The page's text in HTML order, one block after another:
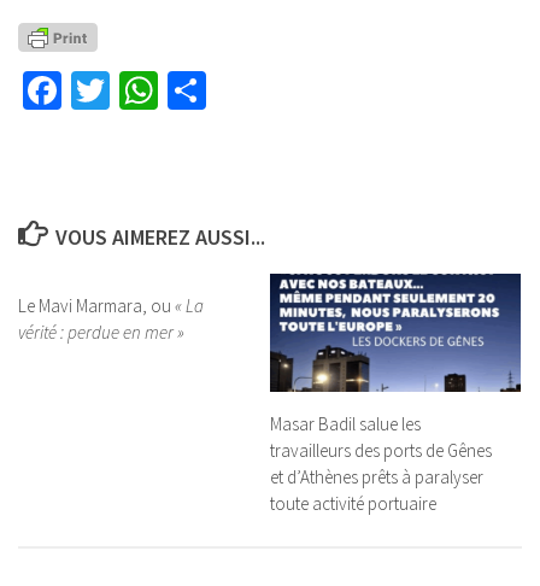
Facebook
TwitterWhatsApp
VOUS AIMEREZ AUSSI...
Le Mavi Marmara, ou « La
vérité : perdue en mer »
Masar Badil salue les
travailleurs des ports de Gênes
et d’Athènes prêts à paralyser
toute activité portuaire